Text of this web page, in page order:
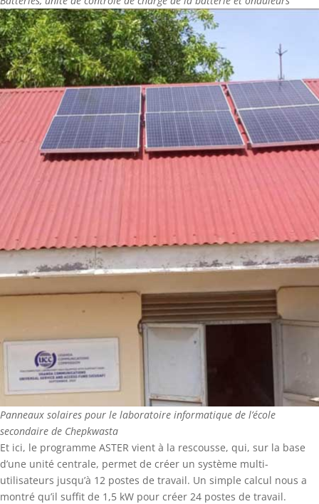
Panneaux solaires pour le laboratoire informatique de l’école
secondaire de Chepkwasta
Et ici, le programme ASTER vient à la rescousse, qui, sur la base
d’une unité centrale, permet de créer un système multi-
utilisateurs jusqu’à 12 postes de travail. Un simple calcul nous a
montré qu’il suffit de 1,5 kW pour créer 24 postes de travail.